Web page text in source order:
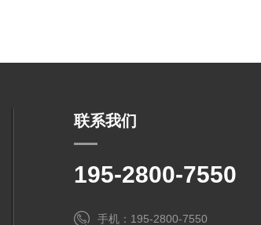
联系我们
195-2800-7550
手机：195-2800-7550